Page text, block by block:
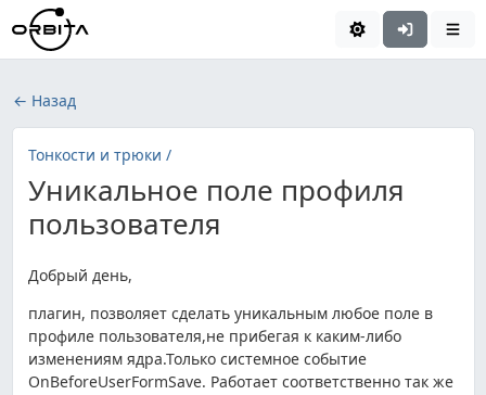
← Назад
Тонкости и трюки /
Уникальное поле профиля
пользователя
Добрый день,
плагин, позволяет сделать уникальным любое поле в
профиле пользователя,не прибегая к каким-либо
изменениям ядра.Только системное событие
OnBeforeUserFormSave. Работает соответственно так же